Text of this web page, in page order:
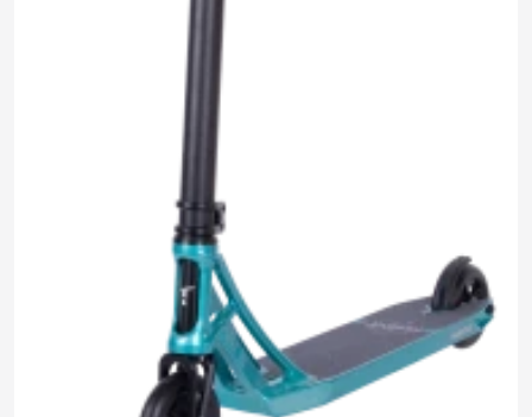
0.0
Нет отзывов
Задать
вопрос
будет начислено за покупку